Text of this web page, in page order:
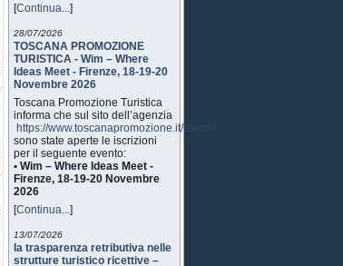
[Continua...]
28/07/2026
TOSCANA PROMOZIONE
TURISTICA - Wim – Where
Ideas Meet - Firenze, 18-19-20
Novembre 2026
Toscana Promozione Turistica
informa che sul sito dell’agenzia
https://www.toscanapromozione.it/eventi/
sono state aperte le iscrizioni
per il seguente evento:
• Wim – Where Ideas Meet -
Firenze, 18-19-20 Novembre
2026
[Continua...]
13/07/2026
la trasparenza retributiva nelle
strutture turistico ricettive –